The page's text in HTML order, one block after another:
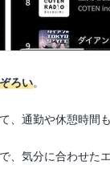
ろい。
、通勤や休憩時間
気分に合わせた